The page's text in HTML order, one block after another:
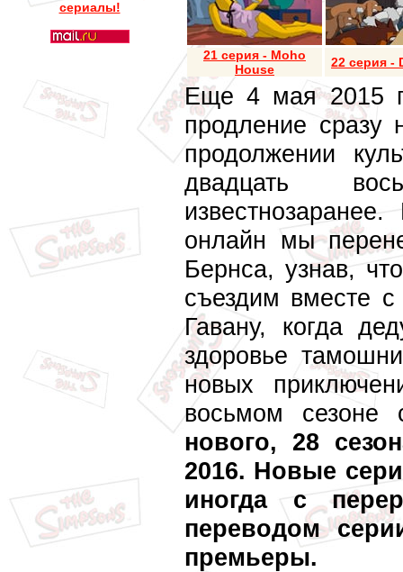
сериалы!
21 серия - Moho
House
22 серия -
Еще 4 мая 2015
продление сразу
продолжении
двадцать
онлайн мы
Бернса, узнав,
съездим вместе
Гавану, когда
здоровье
новых
восьмом
нового, 28
2016. Новые
иногда с
переводом
премьеры.